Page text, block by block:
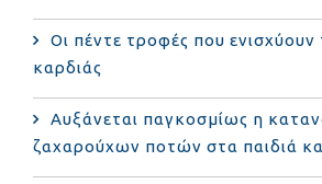
Οι πέντε τροφές που ενισχύουν
καρδιάς
Αυξάνεται παγκοσμίως η
ζαχαρούχων ποτών στα παιδιά